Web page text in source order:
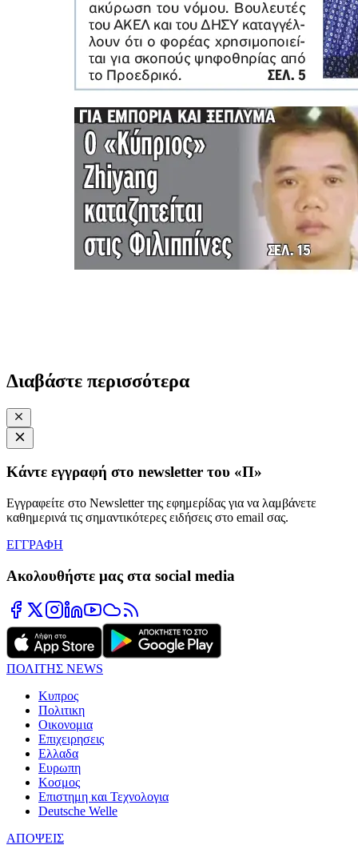
Διαβάστε περισσότερα
Κάντε εγγραφή στο newsletter του «Π»
Εγγραφείτε στο Newsletter της εφημερίδας για να λαμβάνετε
καθημερινά τις σημαντικότερες ειδήσεις στο email σας.
ΕΓΓΡΑΦΗ
Ακολουθήστε μας στα social media
ΠΟΛΙΤΗΣ NEWS
Κυπρος
Πολιτικη
Οικονομια
Επιχειρησεις
Ελλαδα
Ευρωπη
Κοσμος
Επιστημη και Τεχνολογια
Deutsche Welle
ΑΠΟΨΕΙΣ